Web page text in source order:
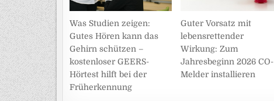
Was Studien zeigen:
Gutes Hören kann das
Gehirn schützen –
kostenloser GEERS-
Hörtest hilft bei der
Früherkennung
Guter Vorsatz mit
lebensrettender
Wirkung: Zum
Jahresbeginn 2026 CO-
Melder installieren